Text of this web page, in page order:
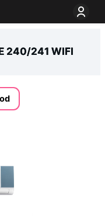
240/241 WIFI